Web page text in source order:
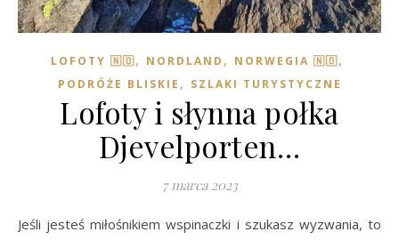
LOFOTY 🇳🇴, NORDLAND , NORWEGIA 🇳🇴,
PODRÓŻE BLISKIE , SZLAKI TURYSTYCZNE
Lofoty i słynna połka
Djevelporten…
7 marca 2023
Jeśli jesteś miłośnikiem wspinaczki i szukasz wyzwania, to